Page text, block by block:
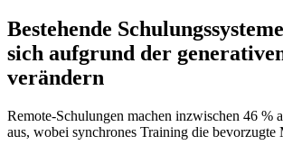
Bestehende
sich aufgrund der
verändern
Remote-Schulungen machen inzwischen 46 %
aus, wobei synchrones Training die bevorzugte